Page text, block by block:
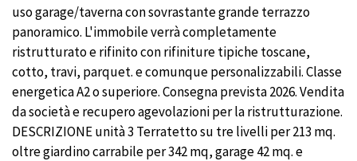
uso garage/taverna con sovrastante grande terrazzo
panoramico. L'immobile verrà completamente
ristrutturato e rifinito con rifiniture tipiche toscane,
cotto, travi, parquet. e comunque personalizzabili. Classe
energetica A2 o superiore. Consegna prevista 2026. Vendita
da società e recupero agevolazioni per la ristrutturazione.
DESCRIZIONE unità 3 Terratetto su tre livelli per 213 mq.
oltre giardino carrabile per 342 mq, garage 42 mq. e